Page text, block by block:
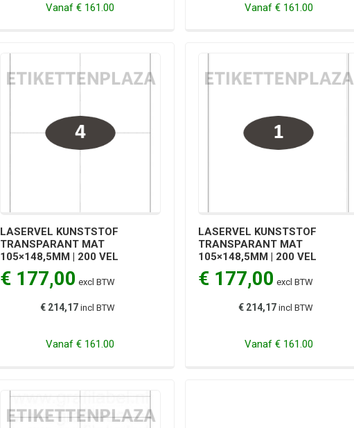
Vanaf€ 161.00 Vanaf € 161.00
LASERVEL KUNSTSTOF
TRANSPARANT MAT
105×148,5MM | 200 VEL
€ 177,00 excl BTW
€ 214,17incl BTW
Vanaf€ 161.00
LASERVEL KUNSTSTOF
TRANSPARANT MAT
105×148,5MM | 200 VEL
€ 177,00 excl BTW
€ 214,17incl BTW
Vanaf € 161.00